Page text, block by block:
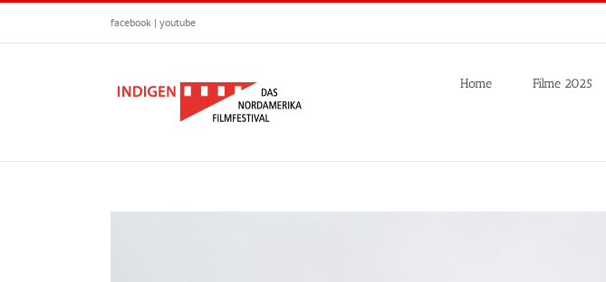
Zum
springen
facebook | youtube
Home Filme 2025